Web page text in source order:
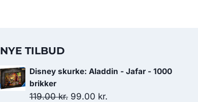
NYE TILBUD
Disney skurke: Aladdin - Jafar - 1000
brikker
119.00kr. Den
99.00 kr.